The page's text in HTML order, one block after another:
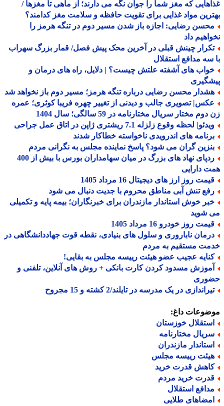
که مغز شما را جوان نگه می دارند؛ از ماهی تا مغزها /
مواد غذایی برای تقویت حافظه و سلامت مغز کدامند؟
رضایی: اجازه باز شدن مسیر دوم در تنگه هرمز را
داد
چینش قبلی در آخرین محک پیش فصل/ قمار بزرگ سهراب
سه مدافع استقلال
های آشفته علتش چیست؟ | دلایل، راه های درمان و
محسن رضایی درباره تنگه هرمز؛ مسیر دوم باز نخواهد شد
تصویری جالب و دیدنی از تغییر چهره فریبا کوثری؛ عمره
مختار سریال مختارنامه در 59 سالگی؛ سال 1404
لحظه وقوع زلزله 7.1 ریشتری ژاپن در اتاق عمل جراحی
های اندرویدی ناخواسته خطاکار شدند
گران می شود؟ پاسخ نماینده مجلس به نگرانی مردم
ردپای نهاد های بزرگ در میان سهامداران بورس با بیش از 400
دارایی
روز ارز های دیجیتال 16 مرداد 1405
تنش آبی مناطق محروم با جدیت دنبال می شود
خوش استاندار مازندران برای خبرنگاران؛ بیمه پایه و تکمیلی
شوید
روز خودرو 16 مرداد 1405
ناباروری و سلول های بنیادی، نقطه قوت جهاددانشگاهی در
مستقیم به مردم
عجیب عضو هیئت رییسه مجلس به بقایی!
مسدود کردن کارت بانکی + روش های آنلاین، تلفنی و
در یک مدرسه در تایلند/2 کشته و 15 مجروح
داغ:
خوزستان
مختارنامه
مازندران
رییسه مجلس
قدرت خرید
خرید مردم
استقلال
طلایی